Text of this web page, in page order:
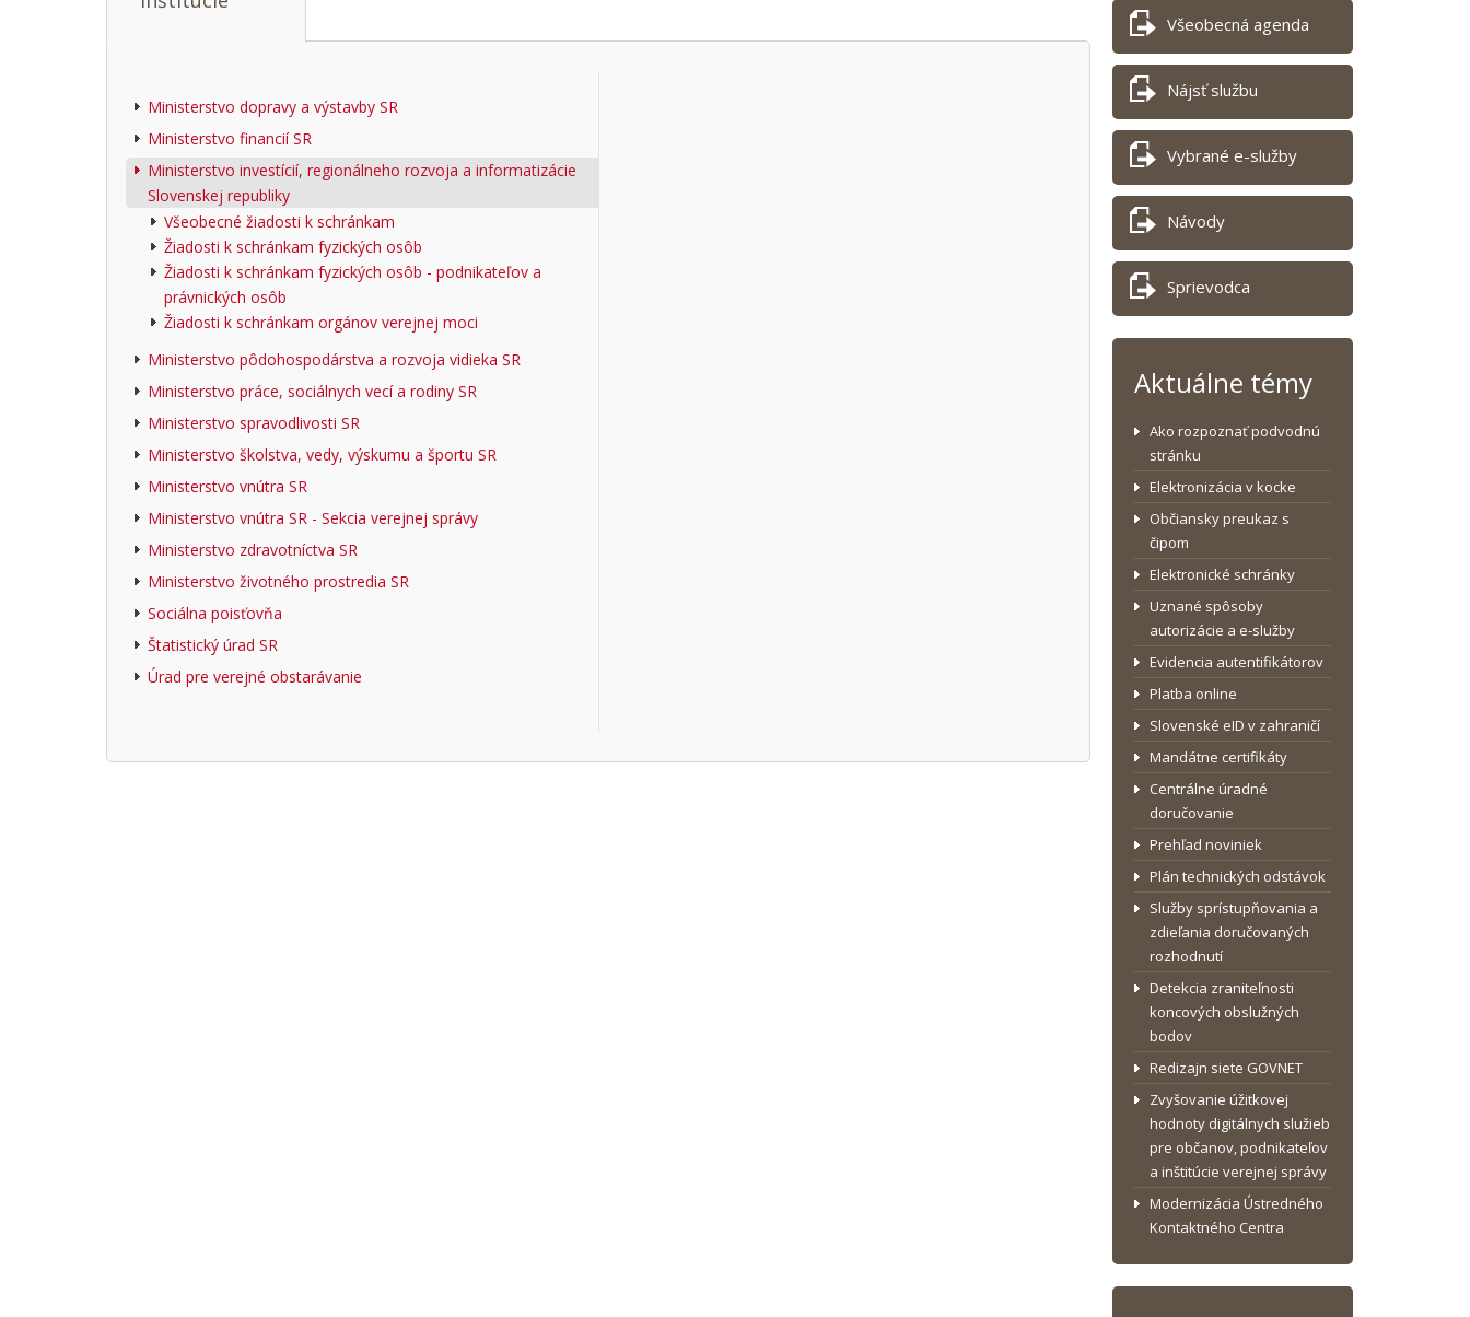
Ministerstvo dopravy a výstavby SR
Ministerstvo financií SR
Ministerstvo investícií, regionálneho rozvoja a informatizácie
Slovenskej republiky
Všeobecné žiadosti k schránkam
Žiadosti k schránkam fyzických osôb
Žiadosti k schránkam fyzických osôb - podnikateľov a
právnických osôb
Žiadosti k schránkam orgánov verejnej moci
Ministerstvo pôdohospodárstva a rozvoja vidieka SR
Ministerstvo práce, sociálnych vecí a rodiny SR
Ministerstvo spravodlivosti SR
Ministerstvo školstva, vedy, výskumu a športu SR
Ministerstvo vnútra SR
Ministerstvo vnútra SR - Sekcia verejnej správy
Ministerstvo zdravotníctva SR
Ministerstvo životného prostredia SR
Sociálna poisťovňa
Štatistický úrad SR
Úrad pre verejné obstarávanie
Všeobecná agenda
Nájsť službu
Vybrané e-služby
Návody
Sprievodca
Aktuálne témy
Ako rozpoznať podvodnú
stránku
Elektronizácia v kocke
Občiansky preukaz s
čipom
Elektronické schránky
Uznané spôsoby
autorizácie a e-služby
Evidencia autentifikátorov
Platba online
Slovenské eID v zahraničí
Mandátne certifikáty
Centrálne úradné
doručovanie
Prehľad noviniek
Plán technických odstávok
Služby sprístupňovania a
zdieľania doručovaných
rozhodnutí
Detekcia zraniteľnosti
koncových obslužných
bodov
Redizajn siete GOVNET
Zvyšovanie úžitkovej
hodnoty digitálnych služieb
pre občanov, podnikateľov
a inštitúcie verejnej správy
Modernizácia Ústredného
Kontaktného Centra